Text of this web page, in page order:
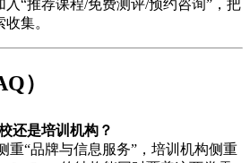
“推荐课程/免费测评/预约咨询”，把
集。
）
还是培训机构？
重“品牌与信息服务”，培训机构侧重